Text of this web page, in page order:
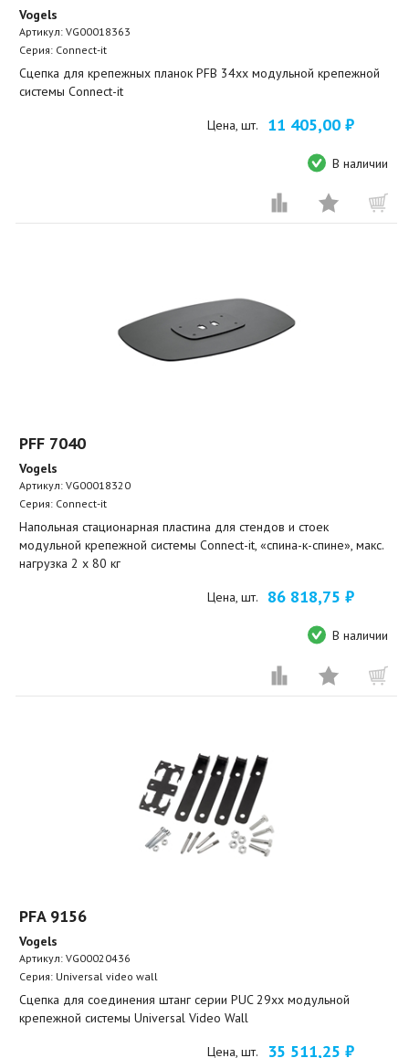
Vogels
Артикул:VG00018363
Серия: Connect-it
Сцепка для крепежных планок PFB 34хх модульной крепежной
системы Connect-it
Цена, шт. 11 405,00 ₽
В наличии
PFF 7040
Vogels
Артикул:VG00018320
Серия: Connect-it
Напольная стационарная пластина для стендов и стоек
модульной крепежной системы Connect-it, «спина-к-спине», макс.
нагрузка 2 x 80 кг
Цена, шт. 86 818,75 ₽
В наличии
PFA 9156
Vogels
Артикул:VG00020436
Серия: Universal video wall
Сцепка для соединения штанг серии PUC 29хх модульной
крепежной системы Universal Video Wall
Цена, шт. 35 511,25 ₽